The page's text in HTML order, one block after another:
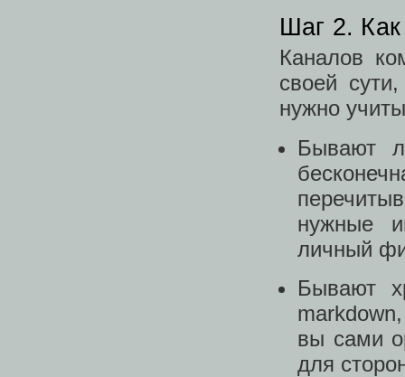
Шаг 2.
Каналов
своей
нужно
Бывают
нужные
личный
Бывают
вы сами
для